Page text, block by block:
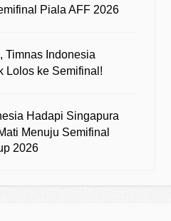
Piala AFF 2026
Timnas Indonesia
Lolos ke Semifinal!
Hadapi Singapura
Menuju Semifinal
2026